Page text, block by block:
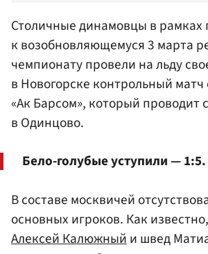
Столичные динамовцы в рамках
к возобновляющемуся 3 марта
чемпионату провели на льду
в Новогорске контрольный матч
«Ак Барсом», который проводит
в Одинцово.
Бело-голубые уступили — 1:5.
В составе москвичей
основных игроков. Как
Алексей Калюжныйи швед